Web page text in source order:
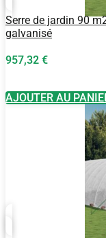
Serre de jardin 90
galvanisé
957,32 €
AJOUTER AU